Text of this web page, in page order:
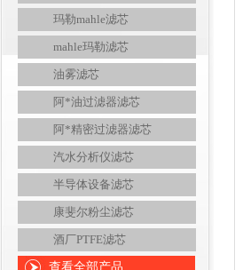
玛勒mahle滤芯
mahle玛勒滤芯
油雾滤芯
阿*油过滤器滤芯
阿*精密过滤器滤芯
汽水分析仪滤芯
半导体设备滤芯
康斐尔粉尘滤芯
酒厂PTFE滤芯
查看全部产品